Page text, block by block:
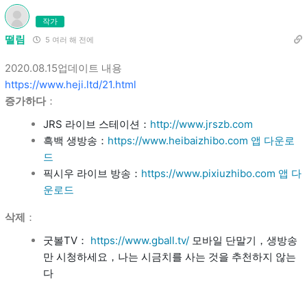
작가
떨림 5 여러 해 전에
2020.08.15업데이트 내용
https://www.heji.ltd/21.html
증가하다：
JRS 라이브 스테이션： http://www.jrszb.com
흑백 생방송： https://www.heibaizhibo.com 앱 다운로
드
픽시우 라이브 방송： https://www.pixiuzhibo.com 앱 다
운로드
삭제 ：
굿볼TV： https://www.gball.tv/모바일 단말기，생방송
만 시청하세요，나는 시금치를 사는 것을 추천하지 않는
다